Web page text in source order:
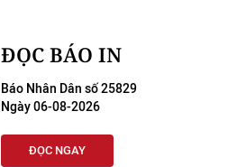
ĐỌC BÁO IN
Báo Nhân Dân số 25829
Ngày 06-08-2026
ĐỌC NGAY